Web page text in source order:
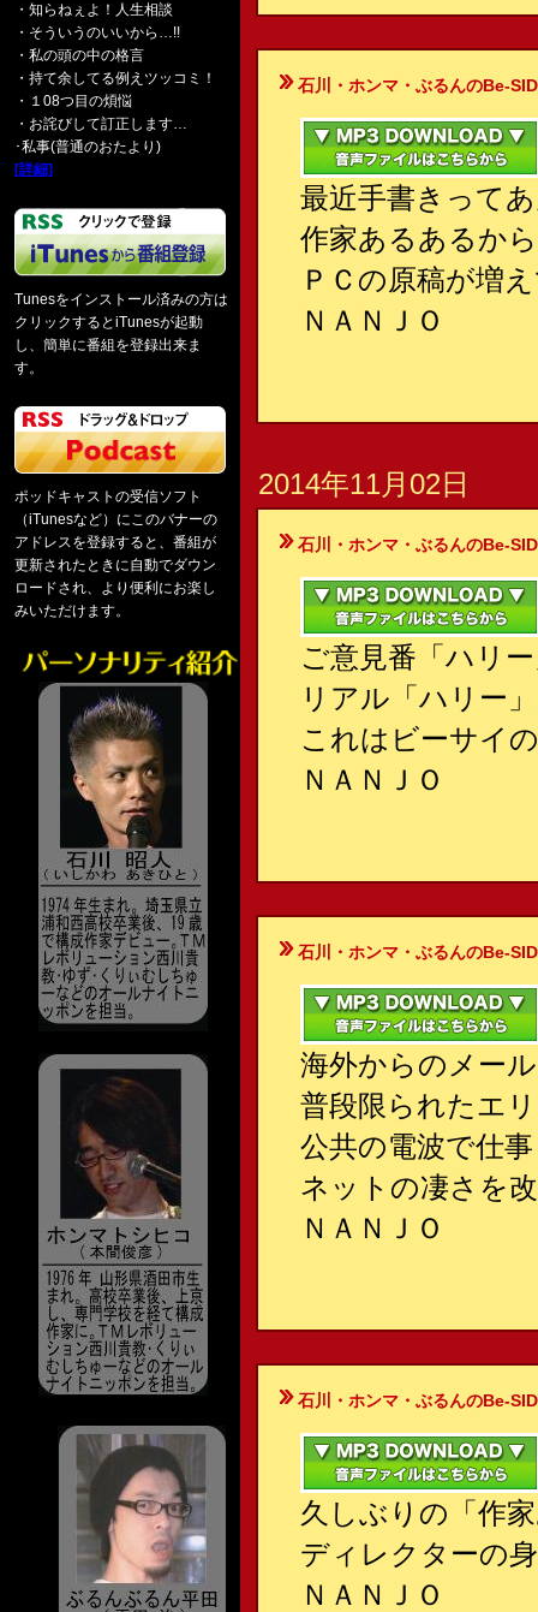
・知らねぇよ！人生相談
・そういうのいいから…!!
・私の頭の中の格言
・持て余してる例えツッコミ！
・１08つ目の煩悩
・お詫びして訂正します…
･私事(普通のおたより)
[詳細]
Tunesをインストール済みの方は
クリックするとiTunesが起動
し、簡単に番組を登録出来ま
す。
ポッドキャストの受信ソフト
（iTunesなど）にこのバナーの
アドレスを登録すると、番組が
更新されたときに自動でダウン
ロードされ、より便利にお楽し
みいただけます。
石川・ホンマ・ぶるんのBe-
最近手書きって
作家あるあるか
ＰＣの原稿が増
ＮＡＮＪＯ
2014年11月02日
石川・ホンマ・ぶるんのBe-
ご意見番「ハリ
リアル「ハリー
これはビーサイ
ＮＡＮＪＯ
石川・ホンマ・ぶるんのBe-
海外からのメー
普段限られたエ
公共の電波で仕
ネットの凄さを
ＮＡＮＪＯ
石川・ホンマ・ぶるんのBe-
久しぶりの「作
ディレクターの
ＮＡＮＪＯ